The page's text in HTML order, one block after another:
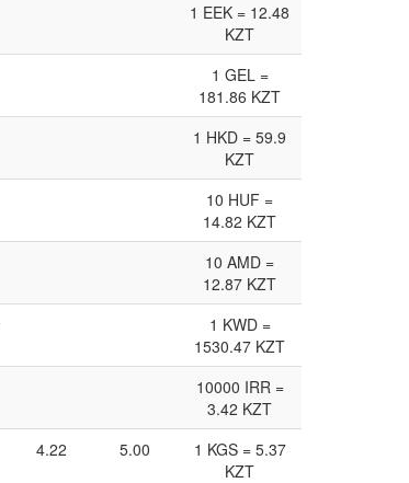
1 EEK = 12.48
KZT
1 GEL =
181.86 KZT
1 HKD = 59.9
KZT
10 HUF =
14.82 KZT
10 AMD =
12.87 KZT
1 KWD =
1530.47 KZT
10000 IRR =
3.42 KZT
4.22 5.00
1 KGS = 5.37
KZT